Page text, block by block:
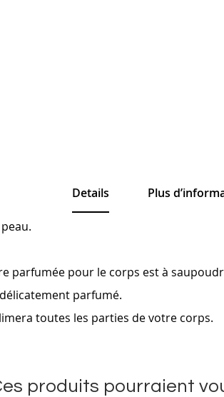
Details
parfumée pour le corps est à
parfumé.
toutes les parties de votre corps.
Plus
produits pourraient